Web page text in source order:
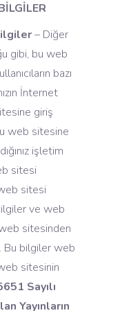
– Diğer
gibi, bu web
bazı
İnternet
giriş
web sitesine
işletim
sitesi
sitesi
ve web
sitesinden
Bu bilgiler web
sitesinin
Sayılı
Yayınların